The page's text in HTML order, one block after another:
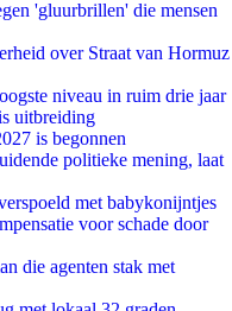
'gluurbrillen' die mensen
over Straat van Hormuz
niveau in ruim drie jaar
uitbreiding
is begonnen
politieke mening, laat
met babykonijntjes
voor schade door
die agenten stak met